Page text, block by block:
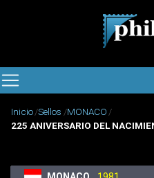
Inicio Sellos MONACO
225 ANIVERSARIO DEL